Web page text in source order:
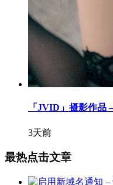
「JVID」摄影作品
3天前
最热点击文章